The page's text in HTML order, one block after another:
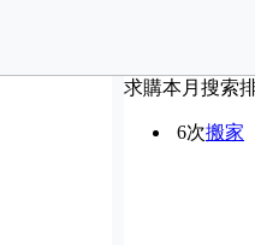
求購本月搜索
6次搬家